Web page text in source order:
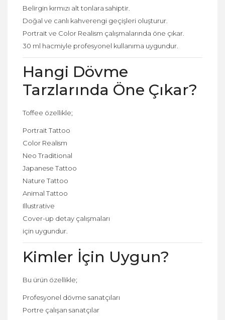
Belirgin kırmızı alt tonlara sahiptir.
Doğal ve canlı kahverengi geçişleri oluşturur.
Portrait ve Color Realism çalışmalarında öne çıkar.
30 ml hacmiyle profesyonel kullanıma uygundur.
Hangi Dövme
Tarzlarında Öne Çıkar?
Toffee özellikle;
Portrait Tattoo
Color Realism
Neo Traditional
Japanese Tattoo
Nature Tattoo
Animal Tattoo
Illustrative
Cover-up detay çalışmaları
için uygundur.
Kimler İçin Uygun?
Bu ürün özellikle;
Profesyonel dövme sanatçıları
Portre çalışan sanatçılar